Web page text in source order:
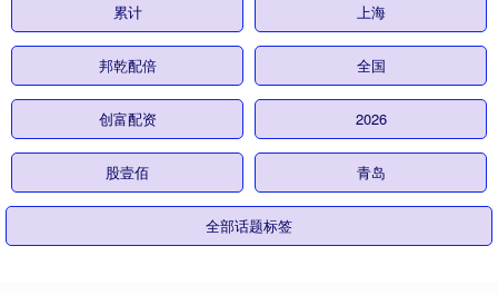
累计 上海
邦乾配倍 全国
创富配资 2026
股壹佰 青岛
全部话题标签